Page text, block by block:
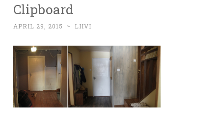
Clipboard
APRIL 29, 2015 ~ LIIVI